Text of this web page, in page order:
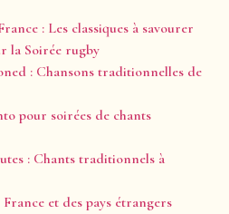
: Les classiques à savourer
la Soirée rugby
: Chansons traditionnelles de
pour soirées de chants
: Chants traditionnels à
et des pays étrangers